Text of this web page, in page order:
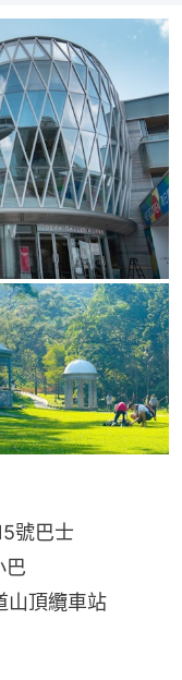
號巴士
巴
山頂纜車站